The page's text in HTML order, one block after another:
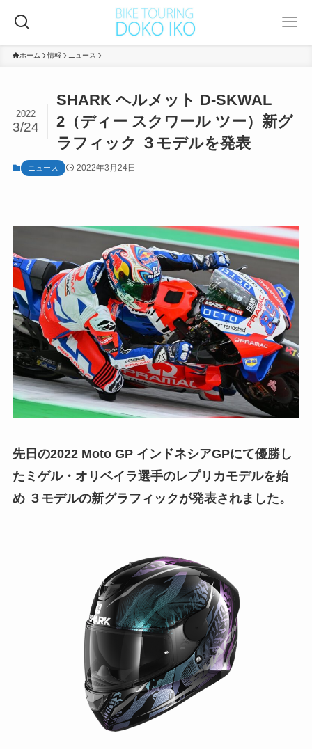
ホーム 情報 ニュース
SHARK ヘルメット D-SKWAL
2（ディー スクワール ツー）新グ
ラフィック ３モデルを発表
2022
3/24
ニュース 2022年3月24日
先日の2022 Moto GP インドネシアGPにて優勝し
たミゲル・オリベイラ選手のレプリカモデルを始
め ３モデルの新グラフィックが発表されました。